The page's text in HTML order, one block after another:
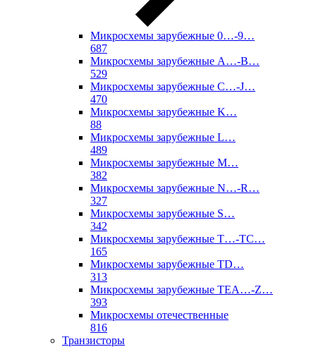
Микросхемы зарубежные 0…-9…
687
Микросхемы зарубежные A…-B…
529
Микросхемы зарубежные C…-J…
470
Микросхемы зарубежные K…
88
Микросхемы зарубежные L…
489
Микросхемы зарубежные M…
382
Микросхемы зарубежные N…-R…
327
Микросхемы зарубежные S…
342
Микросхемы зарубежные T…-TC…
165
Микросхемы зарубежные TD…
313
Микросхемы зарубежные TEA…-Z…
393
Микросхемы отечественные
816
Транзисторы